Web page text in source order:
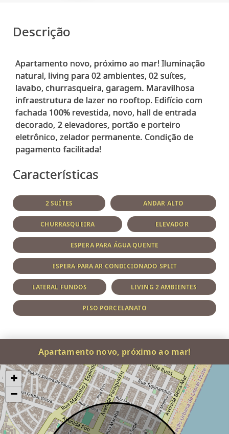
Descrição
Apartamento novo, próximo ao mar! Iluminação
natural, living para 02 ambientes, 02 suítes,
lavabo, churrasqueira, garagem. Maravilhosa
infraestrutura de lazer no rooftop. Edifício com
fachada 100% revestida, novo, hall de entrada
decorado, 2 elevadores, portão e porteiro
eletrônico, zelador permanente. Condição de
Características
2 SUÍTES ANDAR ALTO
CHURRASQUEIRA ELEVADOR
ESPERA PARA ÁGUA QUENTE
ESPERA PARA AR CONDICIONADO SPLIT
LATERAL FUNDOS LIVING 2 AMBIENTES
PISO PORCELANATO
Apartamento novo, próximo ao mar!
+
−